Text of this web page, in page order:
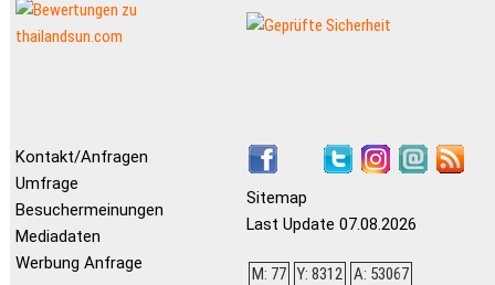
Kontakt/Anfragen
Umfrage
Besuchermeinungen
Mediadaten
Werbung Anfrage
Sitemap
Last Update 07.08.2026
M: 77 Y: 8312 A: 53067